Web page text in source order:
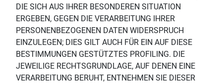
DIE SICH AUS IHRER BESONDEREN SITUATION
ERGEBEN, GEGEN DIE VERARBEITUNG IHRER
PERSONENBEZOGENEN DATEN WIDERSPRUCH
EINZULEGEN; DIES GILT AUCH FÜR EIN AUF DIESE
BESTIMMUNGEN GESTÜTZTES PROFILING. DIE
JEWEILIGE RECHTSGRUNDLAGE, AUF DENEN EINE
VERARBEITUNG BERUHT, ENTNEHMEN SIE DIESER